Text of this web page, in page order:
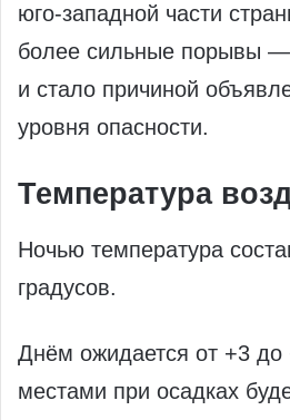
юго‑западной части
более сильные порывы
и стало причиной
уровня опасности.
Температура
Ночью температура
градусов.
Днём ожидается от +3 до
местами при осадках